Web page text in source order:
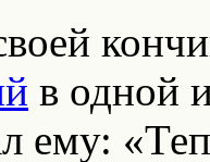
в одной
ему: